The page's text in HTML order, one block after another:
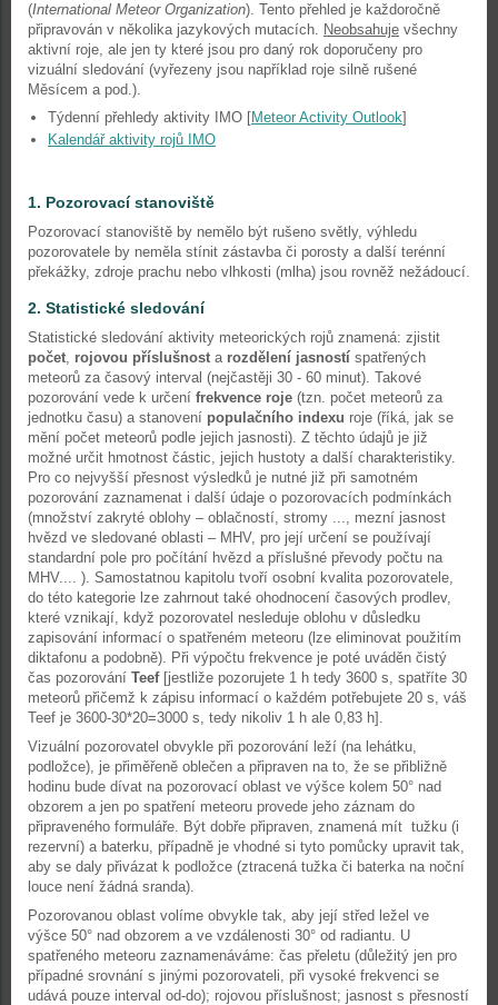
(International Meteor Organization). Tento přehled je každoročně
připravován v několika jazykových mutacích. Neobsahuje všechny
aktivní roje, ale jen ty které jsou pro daný rok doporučeny pro
vizuální sledování (vyřezeny jsou například roje silně rušené
Měsícem a pod.).
Týdenní přehledy aktivity IMO [Meteor Activity Outlook]
Kalendář aktivity rojů IMO
1. Pozorovací stanoviště
Pozorovací stanoviště by nemělo být rušeno světly, výhledu
pozorovatele by neměla stínit zástavba či porosty a další terénní
překážky, zdroje prachu nebo vlhkosti (mlha) jsou rovněž nežádoucí.
2. Statistické sledování
Statistické sledování aktivity meteorických rojů znamená: zjistit
počet, rojovou příslušnost a rozdělení jasností spatřených
meteorů za časový interval (nejčastěji 30 - 60 minut). Takové
pozorování vede k určení frekvence roje (tzn. počet meteorů za
jednotku času) a stanovení populačního indexu roje (říká, jak se
mění počet meteorů podle jejich jasnosti). Z těchto údajů je již
možné určit hmotnost částic, jejich hustoty a další charakteristiky.
Pro co nejvyšší přesnost výsledků je nutné již při samotném
pozorování zaznamenat i další údaje o pozorovacích podmínkách
(množství zakryté oblohy – oblačností, stromy ..., mezní jasnost
hvězd ve sledované oblasti – MHV, pro její určení se používají
standardní pole pro počítání hvězd a příslušné převody počtu na
MHV.... ). Samostatnou kapitolu tvoří osobní kvalita pozorovatele,
do této kategorie lze zahrnout také ohodnocení časových prodlev,
které vznikají, když pozorovatel nesleduje oblohu v důsledku
zapisování informací o spatřeném meteoru (lze eliminovat použitím
diktafonu a podobně). Při výpočtu frekvence je poté uváděn čistý
čas pozorování Teef [jestliže pozorujete 1 h tedy 3600 s, spatříte 30
meteorů přičemž k zápisu informací o každém potřebujete 20 s, váš
Teef je 3600-30*20=3000 s, tedy nikoliv 1 h ale 0,83 h].
Vizuální pozorovatel obvykle při pozorování leží (na lehátku,
podložce), je přiměřeně oblečen a připraven na to, že se přibližně
hodinu bude dívat na pozorovací oblast ve výšce kolem 50° nad
obzorem a jen po spatření meteoru provede jeho záznam do
připraveného formuláře. Být dobře připraven, znamená mít tužku (i
rezervní) a baterku, případně je vhodné si tyto pomůcky upravit tak,
aby se daly přivázat k podložce (ztracená tužka či baterka na noční
louce není žádná sranda).
Pozorovanou oblast volíme obvykle tak, aby její střed ležel ve
výšce 50° nad obzorem a ve vzdálenosti 30° od radiantu. U
spatřeného meteoru zaznamenáváme: čas přeletu (důležitý jen pro
případné srovnání s jinými pozorovateli, při vysoké frekvenci se
udává pouze interval od-do); rojovou příslušnost; jasnost s přesností